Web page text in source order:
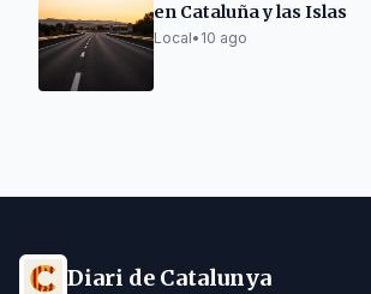
en Cataluña y las Islas
Local• 10 ago
Diari de Catalunya